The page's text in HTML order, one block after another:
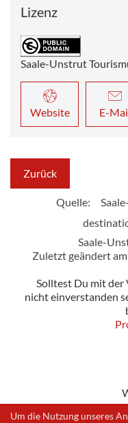
Lizenz
Saale-Unstrut
Website E-
Zurück
Quelle:
Saale-
Zuletzt geändert
Solltest Du mit der
nicht einverstanden
Um die Nutzung unseres